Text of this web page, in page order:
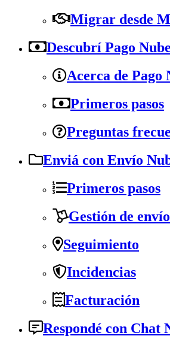
Migrar desde
Descubrí Pago Nube
Acerca de Pago
Primeros pasos
Preguntas
Enviá con Envío
Primeros pasos
Gestión de
Seguimiento
Incidencias
Facturación
Respondé con Chat